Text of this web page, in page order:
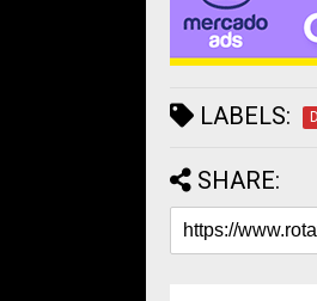
LABELS:
SHARE: